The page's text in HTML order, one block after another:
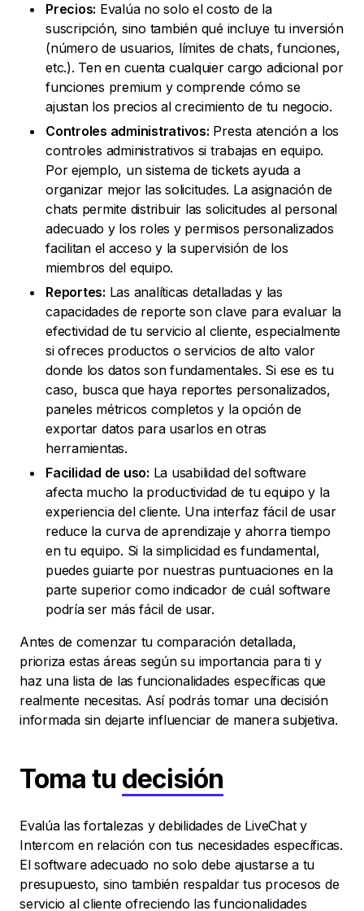
Precios: Evalúa no solo el costo de la
suscripción, sino también qué incluye tu inversión
(número de usuarios, límites de chats, funciones,
etc.). Ten en cuenta cualquier cargo adicional por
funciones premium y comprende cómo se
ajustan los precios al crecimiento de tu negocio.
Controles administrativos: Presta atención a los
controles administrativos si trabajas en equipo.
Por ejemplo, un sistema de tickets ayuda a
organizar mejor las solicitudes. La asignación de
chats permite distribuir las solicitudes al personal
adecuado y los roles y permisos personalizados
facilitan el acceso y la supervisión de los
miembros del equipo.
Reportes: Las analíticas detalladas y las
capacidades de reporte son clave para evaluar la
efectividad de tu servicio al cliente, especialmente
si ofreces productos o servicios de alto valor
donde los datos son fundamentales. Si ese es tu
caso, busca que haya reportes personalizados,
paneles métricos completos y la opción de
exportar datos para usarlos en otras
herramientas.
Facilidad de uso: La usabilidad del software
afecta mucho la productividad de tu equipo y la
experiencia del cliente. Una interfaz fácil de usar
reduce la curva de aprendizaje y ahorra tiempo
en tu equipo. Si la simplicidad es fundamental,
puedes guiarte por nuestras puntuaciones en la
parte superior como indicador de cuál software
podría ser más fácil de usar.
Antes de comenzar tu comparación detallada,
prioriza estas áreas según su importancia para ti y
haz una lista de las funcionalidades específicas que
realmente necesitas. Así podrás tomar una decisión
informada sin dejarte influenciar de manera subjetiva.
Toma tu decisión
Evalúa las fortalezas y debilidades de LiveChat y
Intercom en relación con tus necesidades específicas.
El software adecuado no solo debe ajustarse a tu
presupuesto, sino también respaldar tus procesos de
servicio al cliente ofreciendo las funcionalidades